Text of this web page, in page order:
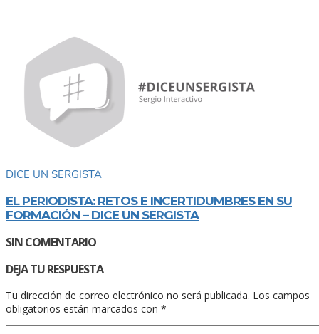
DICE UN SERGISTA
EL PERIODISTA: RETOS E INCERTIDUMBRES EN SU
FORMACIÓN – DICE UN SERGISTA
SIN COMENTARIO
DEJA TU RESPUESTA
Tu dirección de correo electrónico no será publicada. Los campos
obligatorios están marcados con *